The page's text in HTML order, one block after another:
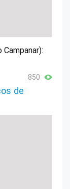
850
de